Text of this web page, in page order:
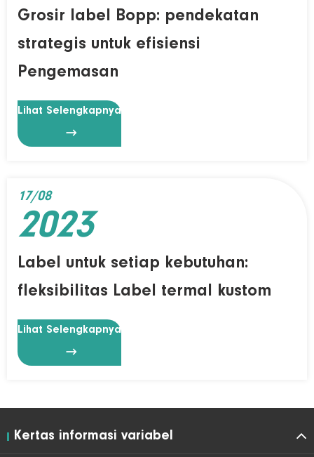
Grosir label Bopp: pendekatan
strategis untuk efisiensi
Pengemasan
Lihat Selengkapnya

Label untuk setiap kebutuhan:
fleksibilitas Label termal kustom
Lihat Selengkapnya

17/08
2023
Kertas informasi variabel